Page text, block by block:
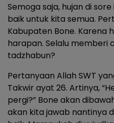
Semoga saja, hujan di
baik untuk kita semua.
Kabupaten Bone. Karena
harapan. Selalu memberi
tadzhabun?
Pertanyaan Allah SWT
Takwir ayat 26. Artinya,
pergi?” Bone akan
akan kita jawab nantinya